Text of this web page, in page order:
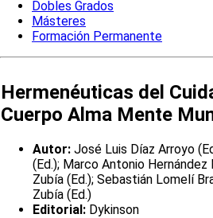
Dobles Grados
Másteres
Formación Permanente
Hermenéuticas del
Cuerpo Alma Mente
Autor: José Luis Díaz Arroyo
(Ed.); Marco Antonio Hernández
Zubía (Ed.); Sebastián Lomelí
Zubía (Ed.)
Editorial: Dykinson